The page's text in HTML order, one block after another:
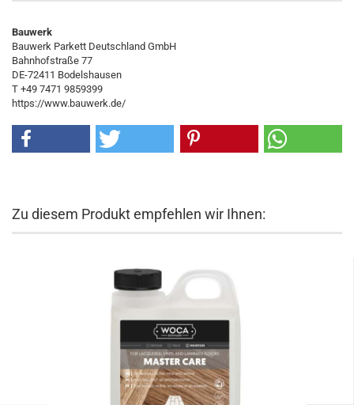
Bauwerk
Bauwerk Parkett Deutschland GmbH
Bahnhofstraße 77
DE-72411 Bodelshausen
T +49 7471 9859399
https://www.bauwerk.de/
Zu diesem Produkt empfehlen wir Ihnen: